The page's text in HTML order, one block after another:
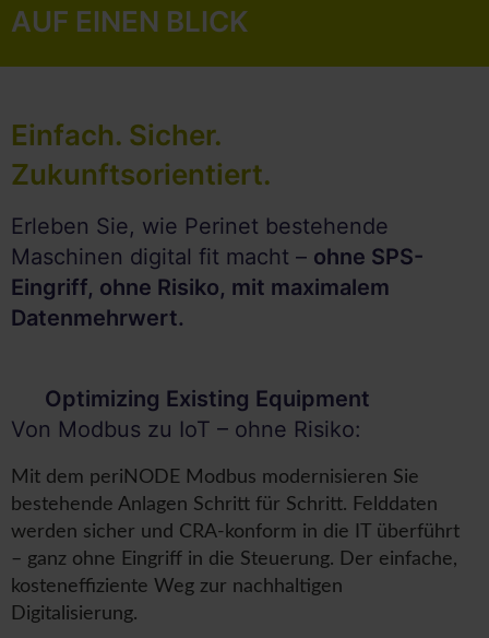
AUF EINEN BLICK
Einfach. Sicher.
Zukunftsorientiert.
Erleben Sie, wie Perinet bestehende
Maschinen digital fit macht – ohne SPS-
Eingriff, ohne Risiko, mit maximalem
Datenmehrwert.
Optimizing Existing Equipment
Von Modbus zu IoT – ohne Risiko:
Mit dem periNODE Modbus modernisieren Sie
bestehende Anlagen Schritt für Schritt. Felddaten
werden sicher und CRA-konform in die IT überführt
– ganz ohne Eingriff in die Steuerung. Der einfache,
kosteneffiziente Weg zur nachhaltigen
Digitalisierung.